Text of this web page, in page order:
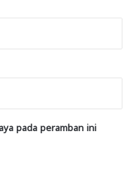
pada peramban ini